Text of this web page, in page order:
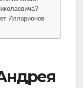
Илларионов